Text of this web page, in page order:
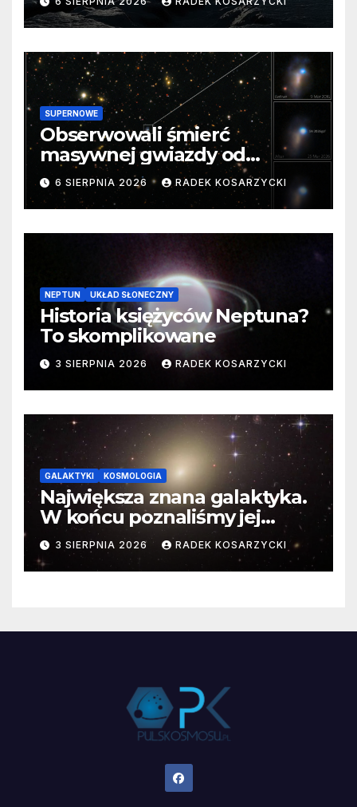
SUPERNOWE
Obserwowali śmierć
masywnej gwiazdy od
samego początku. Niezwykle
cenne dane
6 SIERPNIA 2026 RADEK KOSARZYCKI
NEPTUN UKŁAD SŁONECZNY
Historia księżyców Neptuna?
To skomplikowane
3 SIERPNIA 2026 RADEK KOSARZYCKI
GALAKTYKI KOSMOLOGIA
Największa znana galaktyka.
W końcu poznaliśmy jej
faktyczne wymiary
3 SIERPNIA 2026 RADEK KOSARZYCKI